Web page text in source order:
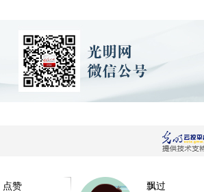
点赞 飘过